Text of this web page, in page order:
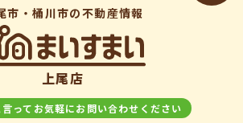
、紛失、改ざん等を防止するために必要な 対策
います。
報について、お客さま本人からの開示、訂正、
所定の窓口でお受けして、誠意をもって対応い
市・桶川市の不動産情報
上尾店
ってお気軽にお問い合わせください